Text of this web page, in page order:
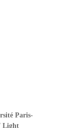
Paris-
Light